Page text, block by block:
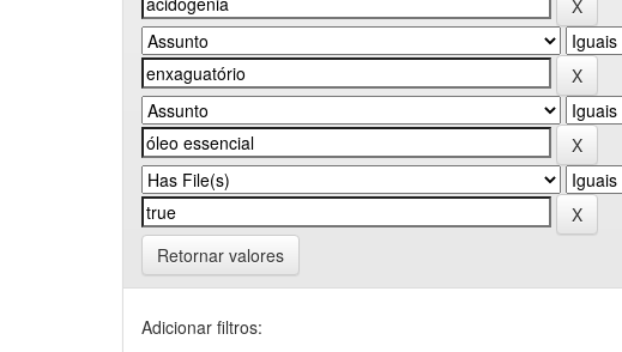
Retornar valores
Adicionar filtros: